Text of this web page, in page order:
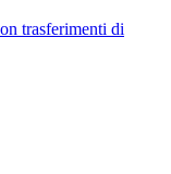
trasferimenti di